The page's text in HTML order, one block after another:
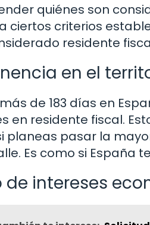
quiénes son
ciertos criterios
residente
en el
de 183 días en
en residente fiscal.
planeas pasar la
Es como si España
de intereses